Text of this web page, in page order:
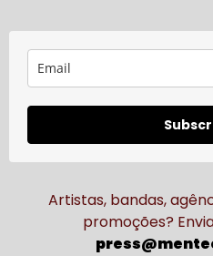
Artistas, bandas,
promoções?